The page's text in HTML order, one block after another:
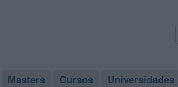
Masters Cursos Universidades